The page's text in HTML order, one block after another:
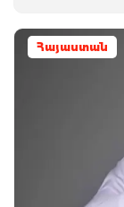
Հայաստան